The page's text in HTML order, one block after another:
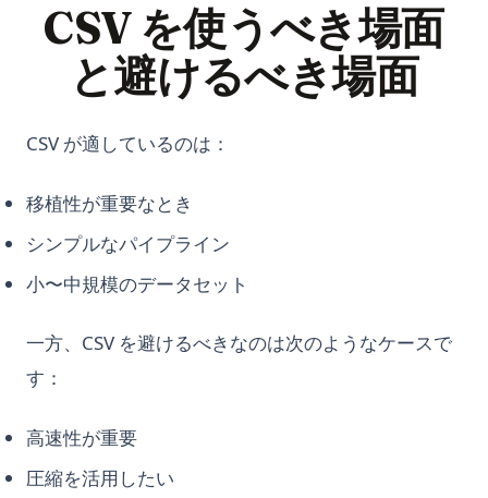
CSV を使うべき場面
と避けるべき場面
CSV が適しているのは：
移植性が重要なとき
シンプルなパイプライン
小〜中規模のデータセット
一方、CSV を避けるべきなのは次のようなケースで
す：
高速性が重要
圧縮を活用したい